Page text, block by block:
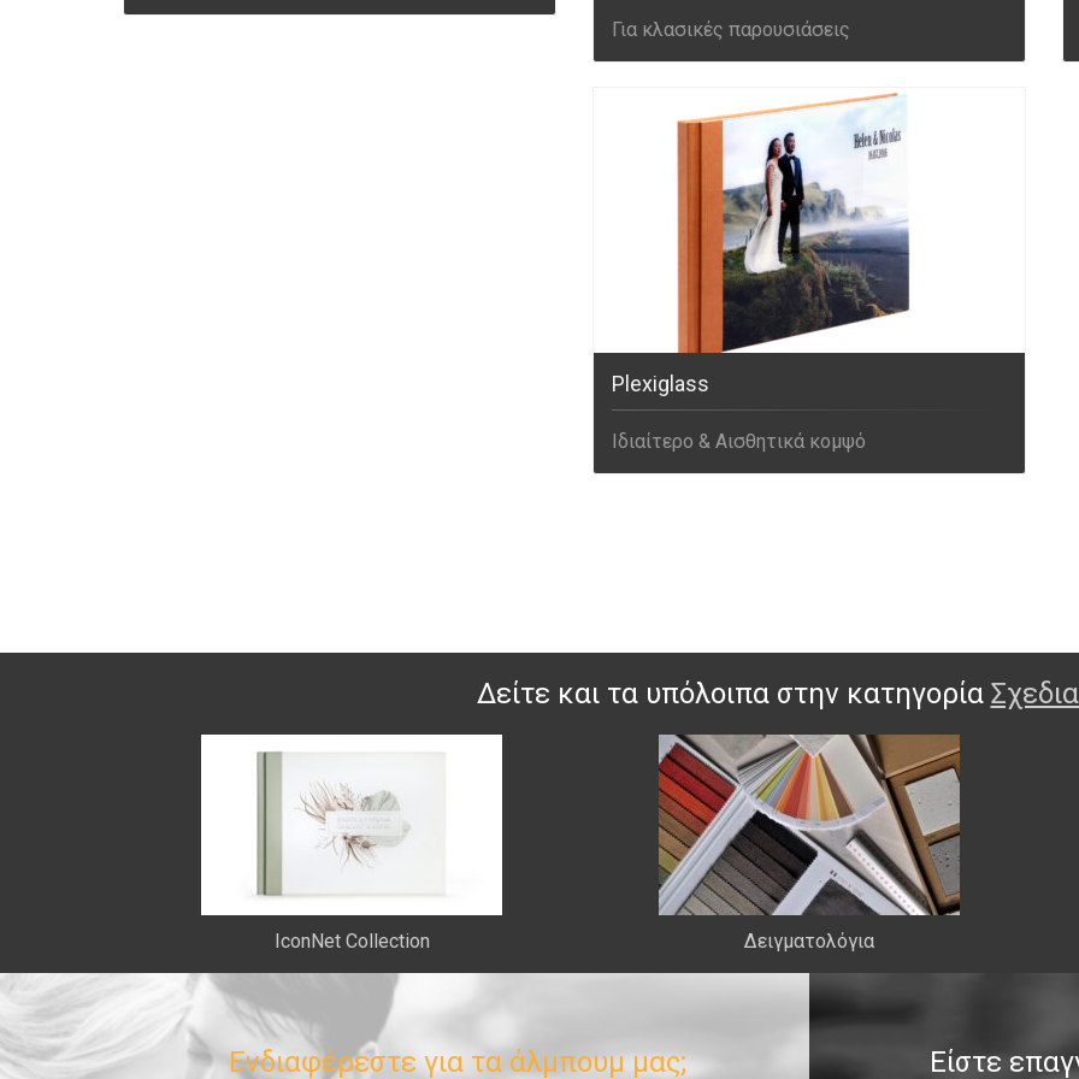
Για κλασικές παρουσιάσεις
Plexiglass
Ιδιαίτερο & Αισθητικά κομψό
Δείτε και τα υπόλοιπα στην κατηγορία
IconNet Collection Δειγματολόγια
Ενδιαφέρεστε για τα άλμπουμ μας; Είστε